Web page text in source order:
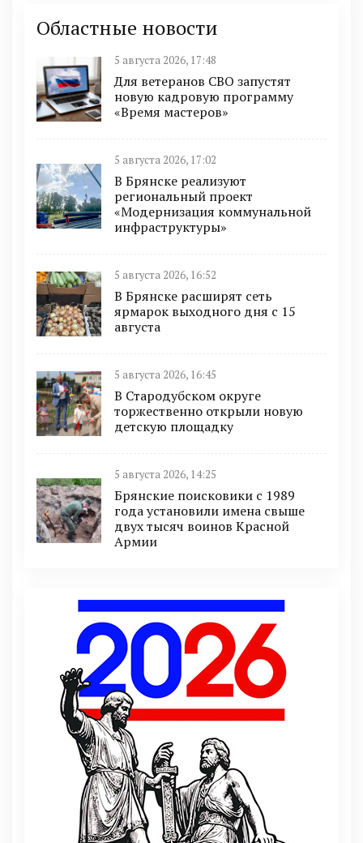
Областные новости
5 августа 2026, 17:48
Для ветеранов СВО запустят
новую кадровую программу
«Время мастеров»
5 августа 2026, 17:02
В Брянске реализуют
региональный проект
«Модернизация коммунальной
инфраструктуры»
5 августа 2026, 16:52
В Брянске расширят сеть
ярмарок выходного дня с 15
августа
5 августа 2026, 16:45
В Стародубском округе
торжественно открыли новую
детскую площадку
5 августа 2026, 14:25
Брянские поисковики с 1989
года установили имена свыше
двух тысяч воинов Красной
Армии